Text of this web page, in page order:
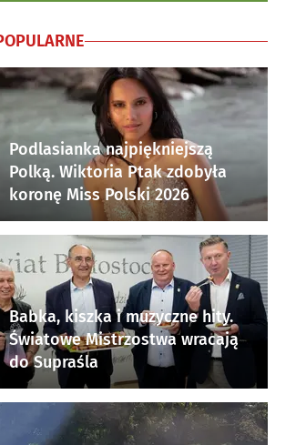
Podlasianka najpiękniejszą
Polką. Wiktoria Ptak zdobyła
koronę Miss Polski 2026
Babka, kiszka i muzyczne hity.
Światowe Mistrzostwa wracają
do Supraśla